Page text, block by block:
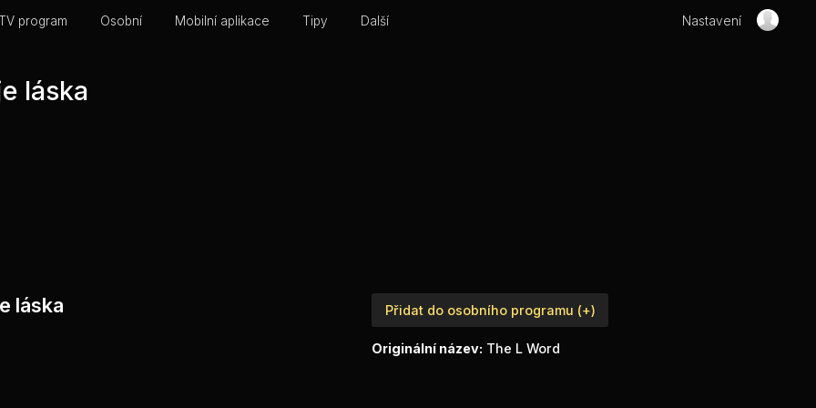
program Osobní Mobilní aplikace Tipy Další Nastavení
láska
láska Přidat do osobního programu (+)
Originální název: The L Word